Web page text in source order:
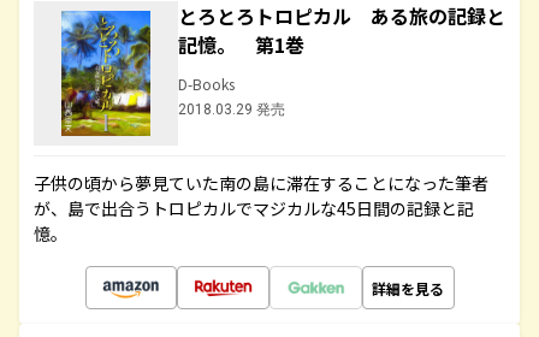
とろとろトロピカル ある旅の記録と
記憶。 第1巻
D-Books
2018.03.29 発売
子供の頃から夢見ていた南の島に滞在することになった筆者
が、島で出合うトロピカルでマジカルな45日間の記録と記
憶。
詳細を見る